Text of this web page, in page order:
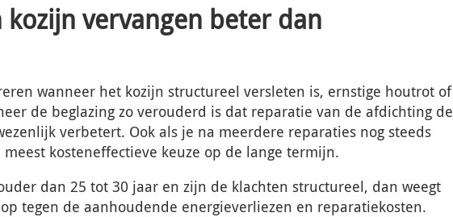
kozijn vervangen beter dan
wanneer het kozijn structureel versleten is, ernstige houtrot of
de beglazing zo verouderd is dat reparatie van de afdichting de
verbetert. Ook als je na meerdere reparaties nog steeds
kosteneffectieve keuze op de lange termijn.
dan 25 tot 30 jaar en zijn de klachten structureel, dan weegt
tegen de aanhoudende energieverliezen en reparatiekosten.